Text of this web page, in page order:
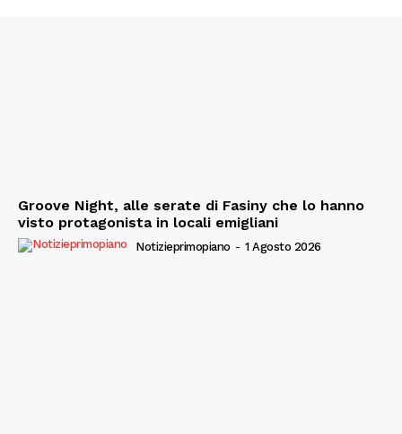
Groove Night, alle serate di Fasiny che lo hanno
visto protagonista in locali emigliani
Notizieprimopiano - 1 Agosto 2026